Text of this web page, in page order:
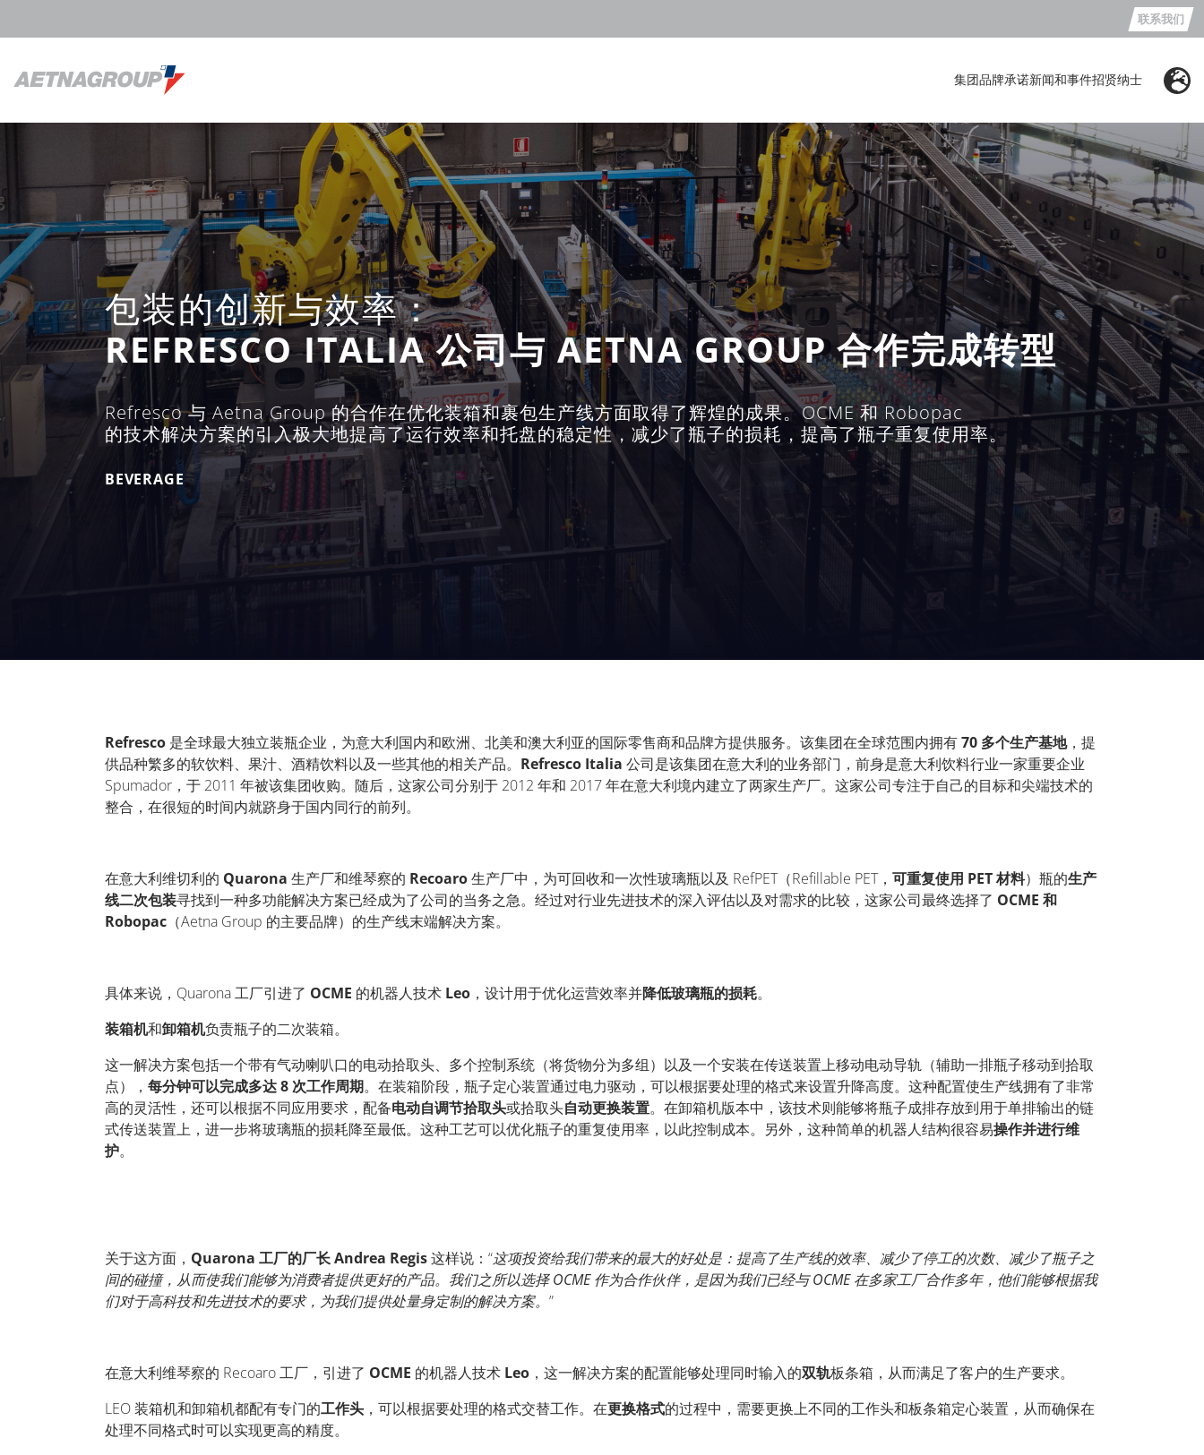
联系我们
集团品牌承诺新闻和事件招贤纳士
包装的创新与效率：
REFRESCO ITALIA 公司与 AETNA GROUP 合作完成转型
Refresco 与 Aetna Group 的合作在优化装箱和裹包生产线方面取得了辉煌的成果。OCME 和 Robopac
的技术解决方案的引入极大地提高了运行效率和托盘的稳定性，减少了瓶子的损耗，提高了瓶子重复使用率。
BEVERAGE
Refresco 是全球最大独立装瓶企业，为意大利国内和欧洲、北美和澳大利亚的国际零售商和品牌方提供服务。该集团在全球范围内拥有70 多个生产基地，提
供品种繁多的软饮料、果汁、酒精饮料以及一些其他的相关产品。 Refresco Italia 公司是该集团在意大利的业务部门，前身是意大利饮料行业一家重要企业
Spumador ，于 2011 年被该集团收购。随后，这家公司分别于 2012 年和 2017年在意大利境内建立了两家生产厂。这家公司专注于自己的目标和尖端技术的
整合，在很短的时间内就跻身于国内同行的前列。
在意大利维切利的 Quarona 生产厂和维琴察的 Recoaro生产厂中，为可回收和一次性玻璃瓶以及 RefPET（Refillable PET， 可重复使用 PET材料）瓶的生产
线二次包装寻找到一种多功能解决方案已经成为了公司的当务之急。经过对行业先进技术的深入评估以及对需求的比较，这家公司最终选择了 OCME 和
Robopac （Aetna Group 的主要品牌）的生产线末端解决方案。
具体来说， Quarona工厂引进了 OCME 的机器人技术 Leo ，设计用于优化运营效率并降低玻璃瓶的损耗。
装箱机和卸箱机负责瓶子的二次装箱。
这一解决方案包括一个带有气动喇叭口的电动拾取头、多个控制系统（将货物分为多组）以及一个安装在传送装置上移动电动导轨（辅助一排瓶子移动到拾取
点）， 每分钟可以完成多达8 次工作周期。在装箱阶段，瓶子定心装置通过电力驱动，可以根据要处理的格式来设置升降高度。这种配置使生产线拥有了非常
高的灵活性，还可以根据不同应用要求，配备电动自调节拾取头或拾取头自动更换装置。在卸箱机版本中，该技术则能够将瓶子成排存放到用于单排输出的链
式传送装置上，进一步将玻璃瓶的损耗降至最低。这种工艺可以优化瓶子的重复使用率，以此控制成本。另外，这种简单的机器人结构很容易操作并进行维
护。
关于这方面， Quarona 工厂的厂长Andrea Regis这样说：“这项投资给我们带来的最大的好处是：提高了生产线的效率、减少了停工的次数、减少了瓶子之
间的碰撞，从而使我们能够为消费者提供更好的产品。我们之所以选择OCME作为合作伙伴，是因为我们已经与OCME在多家工厂合作多年，他们能够根据我
们对于高科技和先进技术的要求，为我们提供处量身定制的解决方案。 ”
在意大利维琴察的 Recoaro工厂，引进了 OCME 的机器人技术 Leo ，这一解决方案的配置能够处理同时输入的双轨板条箱，从而满足了客户的生产要求。
LEO装箱机和卸箱机都配有专门的工作头 ，可以根据要处理的格式交替工作。在更换格式的过程中，需要更换上不同的工作头和板条箱定心装置，从而确保在
处理不同格式时可以实现更高的精度。